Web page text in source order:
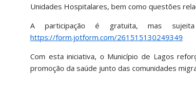
Unidades Hospitalares, bem como questões
A participação é gratuita, mas
https://form.jotform.com/261515130249349
Com esta iniciativa, o Município de Lagos
promoção da saúde junto das comunidades